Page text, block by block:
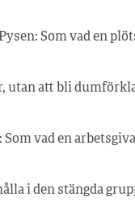
Som vad en
utan att bli
Som vad en
i den stängda